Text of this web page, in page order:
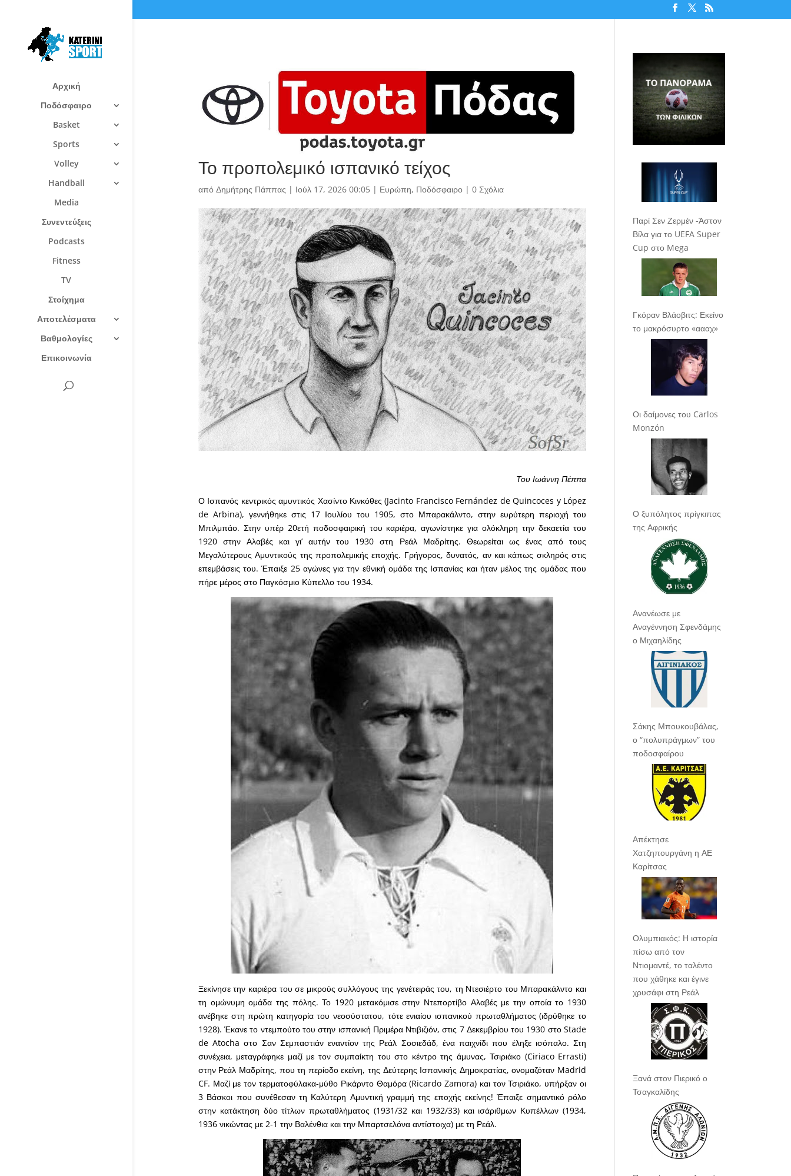
Αρχική
Ποδόσφαιρο
Basket
Sports
Volley
Handball
Media
Συνεντεύξεις
Podcasts
Fitness
TV
Στοίχημα
Αποτελέσματα
Βαθμολογίες
Επικοινωνία
Το προπολεμικό ισπανικό τείχος
από Δημήτρης Πάππας | Ιούλ 17, 2026 00:05| Ευρώπη, Ποδόσφαιρο| 0 Σχόλια
Του Ιωάννη Πέππα
Ο Ισπανός κεντρικός αμυντικός Χασίντο Κινκόθες (Jacinto Francisco Fernández de Quincoces y López
de Arbina), γεννήθηκε στις 17 Ιουλίου του 1905, στο Μπαρακάλντο, στην ευρύτερη περιοχή του
Μπιλμπάο. Στην υπέρ 20ετή ποδοσφαιρική του καριέρα, αγωνίστηκε για ολόκληρη την δεκαετία του
1920 στην Αλαβές και γι’ αυτήν του 1930 στη Ρεάλ Μαδρίτης. Θεωρείται ως ένας από τους
Μεγαλύτερους Αμυντικούς της προπολεμικής εποχής. Γρήγορος, δυνατός, αν και κάπως σκληρός στις
επεμβάσεις του. Έπαιξε 25 αγώνες για την εθνική ομάδα της Ισπανίας και ήταν μέλος της ομάδας που
πήρε μέρος στο Παγκόσμιο Κύπελλο του 1934.
Ξεκίνησε την καριέρα του σε μικρούς συλλόγους της γενέτειράς του, τη Ντεσιέρτο του Μπαρακάλντο και
τη ομώνυμη ομάδα της πόλης. Το 1920 μετακόμισε στην Ντεπορτίβο Αλαβές με την οποία το 1930
ανέβηκε στη πρώτη κατηγορία του νεοσύστατου, τότε ενιαίου ισπανικού πρωταθλήματος (ιδρύθηκε το
1928). Έκανε το ντεμπούτο του στην ισπανική Πριμέρα Ντιβιζιόν, στις 7 Δεκεμβρίου του 1930 στο Stade
de Atocha στο Σαν Σεμπαστιάν εναντίον της Ρεάλ Σοσιεδάδ, ένα παιχνίδι που έληξε ισόπαλο. Στη
συνέχεια, μεταγράφηκε μαζί με τον συμπαίκτη του στο κέντρο της άμυνας, Τσιριάκο (Ciriaco Errasti)
στην Ρεάλ Μαδρίτης, που τη περίοδο εκείνη, της Δεύτερης Ισπανικής Δημοκρατίας, ονομαζόταν Madrid
CF. Μαζί με τον τερματοφύλακα-μύθο Ρικάρντο Θαμόρα (Ricardo Zamora) και τον Τσιριάκο, υπήρξαν οι
3 Βάσκοι που συνέθεσαν τη Καλύτερη Αμυντική γραμμή της εποχής εκείνης! Έπαιξε σημαντικό ρόλο
στην κατάκτηση δύο τίτλων πρωταθλήματος (1931/32 και 1932/33) και ισάριθμων Κυπέλλων (1934,
1936 νικώντας με 2-1 την Βαλένθια και την Μπαρτσελόνα αντίστοιχα) με τη Ρεάλ.
Παρί Σεν Ζερμέν -Άστον
Βίλα για το UEFA Super
Cup στο Mega
Γκόραν Βλάοβιτς: Εκείνο
το μακρόσυρτο «αααχ»
Οι δαίμονες του Carlos
Monzón
Ο ξυπόλητος πρίγκιπας
της Αφρικής
Ανανέωσε με
Αναγέννηση Σφενδάμης
ο Μιχαηλίδης
Σάκης Μπουκουβάλας,
ο “πολυπράγμων” του
ποδοσφαίρου
Απέκτησε
Χατζηπουργάνη η ΑΕ
Καρίτσας
Ολυμπιακός: Η ιστορία
πίσω από τον
Ντιομαντέ, το ταλέντο
που χάθηκε και έγινε
χρυσάφι στη Ρεάλ
Ξανά στον Πιερικό ο
Τσαγκαλίδης